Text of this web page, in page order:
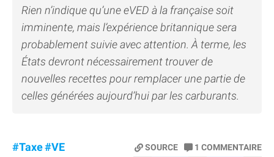
Rien n’indique qu’une eVED à la française soit
imminente, mais l’expérience britannique sera
probablement suivie avec attention. À terme, les
États devront nécessairement trouver de
nouvelles recettes pour remplacer une partie de
celles générées aujourd’hui par les carburants.
#Taxe#VE SOURCE 1 COMMENTAIRE